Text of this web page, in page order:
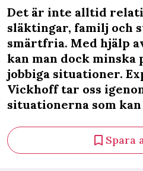
Det är inte alltid
släktingar, familj och
smärtfria. Med hjälp
kan man dock
jobbiga situationer.
Vickhoff tar oss
situationerna som
Spara